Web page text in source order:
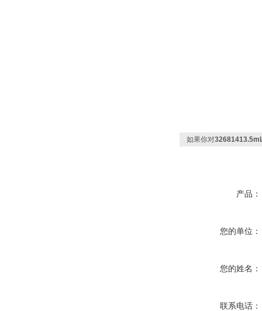
如果你对
产品：
您的单位：
您的姓名：
联系电话：